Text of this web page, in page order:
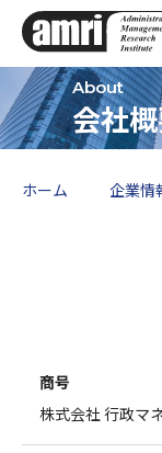
会社
ホーム 企業情
商号
株式会社 行政マ